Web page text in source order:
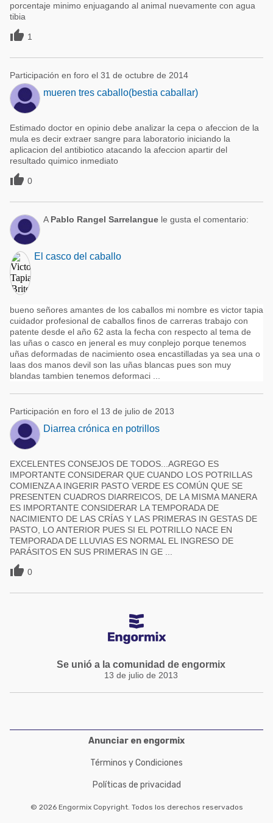
porcentaje minimo enjuagando al animal nuevamente con agua
tibia
 1
Participación en foro el 31 de octubre de 2014
mueren tres caballo(bestia caballar)
Estimado doctor en opinio debe analizar la cepa o afeccion de la
mula es decir extraer sangre para laboratorio iniciando la
aplicacion del antibiotico atacando la afeccion apartir del
resultado quimico inmediato
 0
A Pablo Rangel Sarrelangue le gusta el comentario:
El casco del caballo
bueno señores amantes de los caballos mi nombre es victor tapia
cuidador profesional de caballos finos de carreras trabajo con
patente desde el año 62 asta la fecha con respecto al tema de
las uñas o casco en jeneral es muy conplejo porque tenemos
uñas deformadas de nacimiento osea encastilladas ya sea una o
laas dos manos devil son las uñas blancas pues son muy
blandas tambien tenemos deformaci ...
Participación en foro el 13 de julio de 2013
Diarrea crónica en potrillos
EXCELENTES CONSEJOS DE TODOS...AGREGO ES
IMPORTANTE CONSIDERAR QUE CUANDO LOS POTRILLAS
COMIENZA A INGERIR PASTO VERDE ES COMÚN QUE SE
PRESENTEN CUADROS DIARREICOS, DE LA MISMA MANERA
ES IMPORTANTE CONSIDERAR LA TEMPORADA DE
NACIMIENTO DE LAS CRÍAS Y LAS PRIMERAS IN GESTAS DE
PASTO, LO ANTERIOR PUES SI EL POTRILLO NACE EN
TEMPORADA DE LLUVIAS ES NORMAL EL INGRESO DE
PARÁSITOS EN SUS PRIMERAS IN GE ...
 0
Se unió a la comunidad de engormix
13 de julio de 2013
Anunciar en engormix
Términos y Condiciones
Políticas de privacidad
© 2026 Engormix Copyright. Todos los derechos reservados